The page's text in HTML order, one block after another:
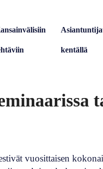
kentällä
vuosittaisen